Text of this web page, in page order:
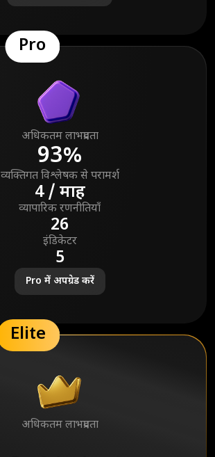
Pro
अधिकतम लाभप्रदता
93%
व्यक्तिगत विश्लेषक से परामर्श
4 / माह
व्यापारिक रणनीतियाँ
26
इंडिकेटर
5
Pro में अपग्रेड करें
Elite
अधिकतम लाभप्रदता